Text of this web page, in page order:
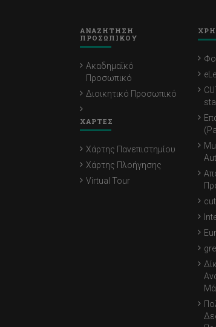
ΑΝΑΖΗΤΗΣΗ
ΠΡΟΣΩΠΙΚΟΥ
Ακαδημαϊκό
Προσωπικό
Διοικητικό Προσωπικό
ΧΑΡΤΕΣ
Χάρτης Πανεπιστημίου
Χάρτης Πλοήγησης
Virtual Tour